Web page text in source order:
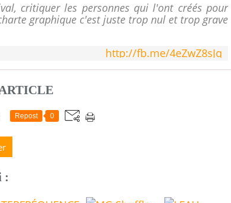
critiquer les personnes qui l'ont créés pour
graphique c'est juste trop nul et trop grave
http://fb.me/4eZwZ8sJq
Repost 0
: